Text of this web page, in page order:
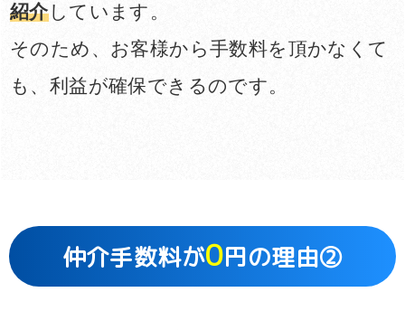
紹介しています。
そのため、お客様から手数料を頂かなくて
も、利益が確保できるのです。
仲介手数料が0円の理由②